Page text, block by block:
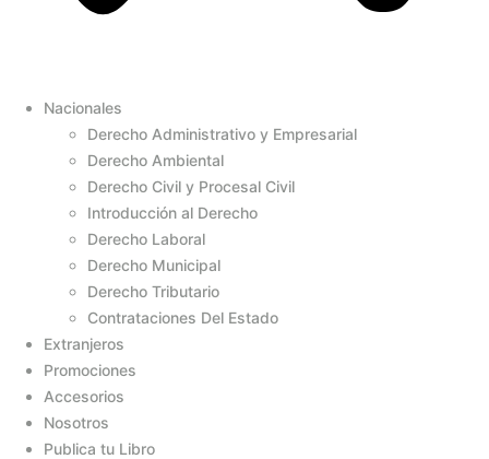
Nacionales
Derecho Administrativo y Empresarial
Derecho Ambiental
Derecho Civil y Procesal Civil
Introducción al Derecho
Derecho Laboral
Derecho Municipal
Derecho Tributario
Contrataciones Del Estado
Extranjeros
Promociones
Accesorios
Nosotros
Publica tu Libro